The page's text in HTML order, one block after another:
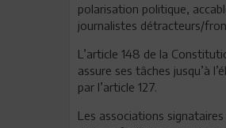
polarisation politique,
journalistes détracteurs/
L’article 148 de la
assure ses tâches jusqu’à
par l’article 127.
Les associations